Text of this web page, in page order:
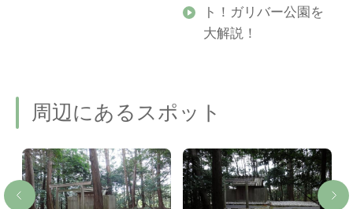
ト！ガリバー公園を
大解説！
周辺にあるスポット